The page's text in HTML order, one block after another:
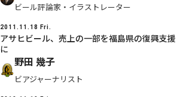
ビール評論家・イラストレーター
2011.11.18 Fri.
アサヒビール、売上の一部を福島県の復興支援
に
野田 幾子
ビアジャーナリスト